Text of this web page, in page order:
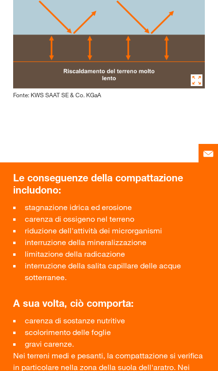
Fonte: KWS SAAT SE & Co. KGaA
Le conseguenze della compattazione
includono:
stagnazione idrica ed erosione
carenza di ossigeno nel terreno
riduzione dell'attività dei microrganismi
interruzione della mineralizzazione
limitazione della radicazione
interruzione della salita capillare delle acque
sotterranee.
A sua volta, ciò comporta:
carenza di sostanze nutritive
scolorimento delle foglie
gravi carenze.
Nei terreni medi e pesanti, la compattazione si verifica
in particolare nella zona della suola dell'aratro. Nei